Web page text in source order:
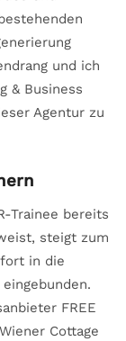
und ich
& Business
Agentur zu
Trainee bereits
steigt zum
in die
FREE
Cottage